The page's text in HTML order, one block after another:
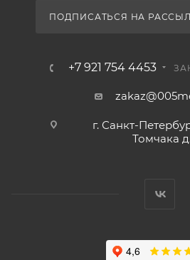
ПОДПИСАТЬСЯ НА
+7 921 754 4453
г. Санкт-
Томчака